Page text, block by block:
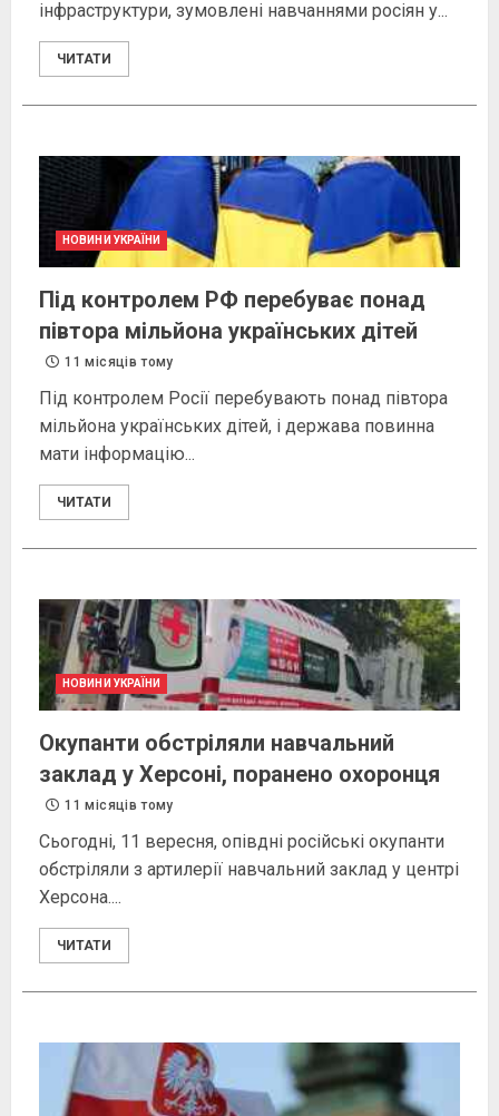
інфраструктури, зумовлені навчаннями росіян у...
ЧИТАТИ
НОВИНИ УКРАЇНИ
Під контролем РФ перебуває понад
півтора мільйона українських дітей
11 місяців тому
Під контролем Росії перебувають понад півтора
мільйона українських дітей, і держава повинна
мати інформацію...
ЧИТАТИ
НОВИНИ УКРАЇНИ
Окупанти обстріляли навчальний
заклад у Херсоні, поранено охоронця
11 місяців тому
Сьогодні, 11 вересня, опівдні російські окупанти
обстріляли з артилерії навчальний заклад у центрі
Херсона. ...
ЧИТАТИ